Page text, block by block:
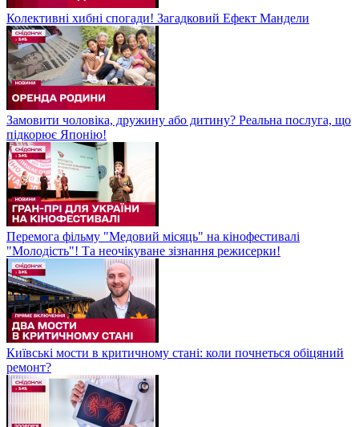
Колективні хибні спогади! Загадковий Ефект Мандели
Замовити чоловіка, дружину або дитину? Реальна послуга, що
підкорює Японію!
Перемога фільму "Медовий місяць" на кінофестивалі
"Молодість"! Та неочікуване зізнання режисерки!
Київські мости в критичному стані: коли почнеться обіцяний
ремонт?